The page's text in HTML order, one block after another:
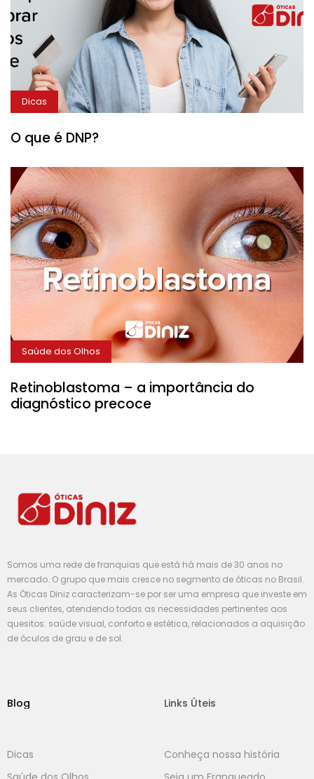
Dicas
O que é DNP?
Saúde dos Olhos
Retinoblastoma – a importância do
diagnóstico precoce
Somos uma rede de franquias que está há mais de 30 anos no
mercado. O grupo que mais cresce no segmento de óticas no Brasil.
As Óticas Diniz caracterizam-se por ser uma empresa que investe em
seus clientes, atendendo todas as necessidades pertinentes aos
quesitos: saúde visual, conforto e estética, relacionados a aquisição
de óculos de grau e de sol.
Blog
Dicas
Links Úteis
Conheça nossa história